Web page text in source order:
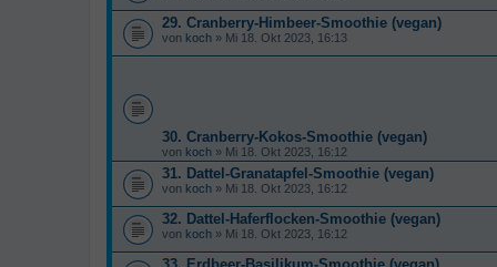
29. Cranberry-Himbeer-Smoothie (vegan)
von koch » Mi 18. Okt 2023, 16:13
30. Cranberry-Kokos-Smoothie (vegan)
von koch » Mi 18. Okt 2023, 16:12
31. Dattel-Granatapfel-Smoothie (vegan)
von koch » Mi 18. Okt 2023, 16:12
32. Dattel-Haferflocken-Smoothie (vegan)
von koch » Mi 18. Okt 2023, 16:12